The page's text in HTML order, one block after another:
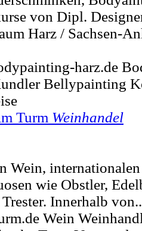
von Dipl.
Harz / Sachsen-
harz.de
Bellypainting
Turm Weinhandel
Wein,
wie Obstler,
Innerhalb von..
Wein